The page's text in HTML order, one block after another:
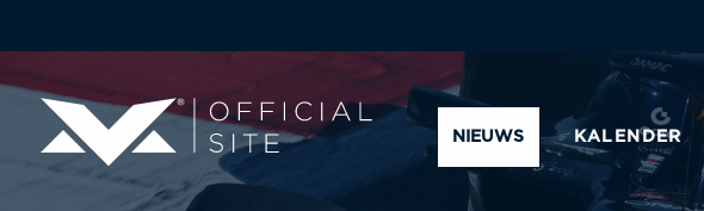
NIEUWS KALENDER